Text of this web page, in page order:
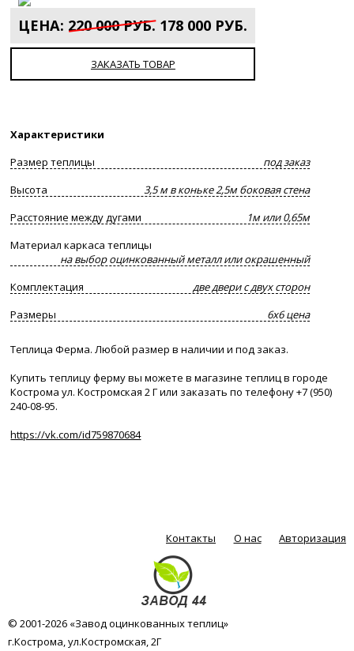
ЦЕНА: 220 000 РУБ. 178 000 РУБ.
ЗАКАЗАТЬ ТОВАР
Характеристики
Размер теплицы
под заказ
Высота
3,5 м в коньке 2,5м боковая стена
Расстояние между дугами
1м или 0,65м
Материал каркаса теплицы
на выбор оцинкованный металл или окрашенный
Комплектация
две двери с двух сторон
Размеры
6х6 цена
Теплица Ферма. Любой размер в наличии и под заказ.
Купить теплицу ферму вы можете в магазине теплиц в городе
Кoстрома ул. Костромская 2 Г или заказать по телефону +7 (950)
240-08-95.
https://vk.com/id759870684
Контакты О нас Авторизация
© 2001-2026 «Завод оцинкованных теплиц»
г.Кострома, ул.Костромская, 2Г